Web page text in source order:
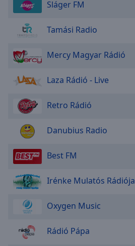
Sláger FM
Tamási Radio
Mercy Magyar Rádió
Laza Rádió - Live
Retro Rádió
Danubius Radio
Best FM
Irénke Mulatós Rádiója
Oxygen Music
Rádió Pápa